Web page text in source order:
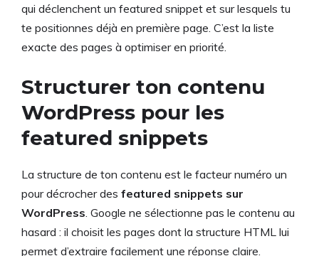
qui déclenchent un featured snippet et sur lesquels tu
te positionnes déjà en première page. C’est la liste
exacte des pages à optimiser en priorité.
Structurer ton contenu
WordPress pour les
featured snippets
La structure de ton contenu est le facteur numéro un
pour décrocher des featured snippets sur
WordPress . Google ne sélectionne pas le contenu au
hasard : il choisit les pages dont la structure HTML lui
permet d’extraire facilement une réponse claire.